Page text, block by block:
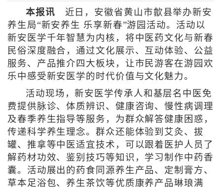
本报讯 近日，安徽省黄山市歙县举办新安
养生局“新安养生 乐享新春”游园活动。活动以
新安医学千年智慧为内核，将中医药文化与新春
民俗深度融合，通过文化展示、互动体验、公益
服务、产品推介四大板块，让市民游客在游园欢
乐中感受新安医学的时代价值与文化魅力。
活动现场，新安医学传承人和基层名中医免
费提供脉诊、体质辨识、健康咨询、慢性病调理
及春季养生指导等服务，为群众解答健康困惑，
传递科学养生理念。群众还能体验到艾灸、拔
罐、推拿等中医适宜技术，可以跟着医护人员了
解药材功效、鉴别技巧等知识，学习制作中药香
囊。活动展出的药食同源养生产品、定制膏方、
草本足浴包、养生茶饮等优质康养产品琳琅满